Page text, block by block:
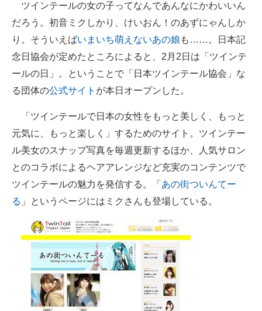
経営リーダーのコミュニティ
マーケ×ITの今がよく分かる
企業向けIT製品の総合サイト
IT製品の技術・比較・事例
モノづくり技術者専門サイト
電子設計の基本と応用
エネルギーの専門メディア
建設×テクノロジーの最前線
ちょっと気になるネットの話題
ツインテールの女の子ってなんであんなにかわいいん
だろう。初音ミクしかり、けいおん！のあずにゃんしか
り。そういえばいまいち萌えないあの娘 も……。日本記
念日協会が定めたところによると、2月2日は「ツインテ
ールの日」。ということで「日本ツインテール協会」な
る団体の公式サイト が本日オープンした。
「ツインテールで日本の女性をもっと美しく、もっと
元気に、もっと楽しく」するためのサイト。ツインテー
ル美女のスナップ写真を毎週更新するほか、人気サロン
とのコラボによるヘアアレンジなど充実のコンテンツで
ツインテールの魅力を発信する。「 あの街ついんてー
る 」というページにはミクさんも登場している。